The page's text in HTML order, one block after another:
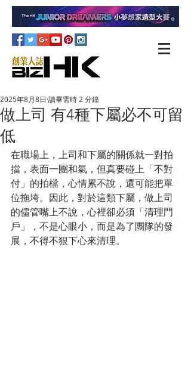
做上司 有4種下屬必不可留
低
2025年8月8日 讀畢需時 2 分鐘
在職場上，上司和下屬的關係就一對拍
擋，表面一團和氣，但真要碰上「不對
付」的拍檔，心情累不說，還可能把單
位拖垮。因此，對於這類下屬，做上司
的儘管嘴上不說，心裡卻必須「清理門
戶」，不是心眼小，而是為了團隊的發
展，不得不狠下心來清理。